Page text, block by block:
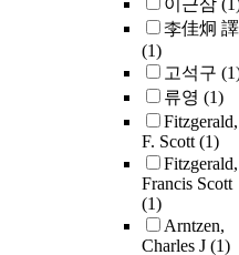
이근삼
李佳炯 譯
(1)
고석구
류영 (1)
Fitzgerald,
F. Scott(1)
Fitzgerald,
Francis Scott
(1)
Arntzen,
Charles J (1)